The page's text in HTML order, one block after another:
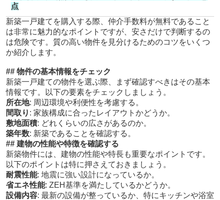
点
新築一戸建てを購入する際、仲介手数料が無料であること
は非常に魅力的なポイントですが、安さだけで判断するの
は危険です。質の高い物件を見分けるためのコツをいくつ
か紹介します。
## 物件の基本情報をチェック
新築一戸建ての物件を選ぶ際、まず確認すべきはその基本
情報です。以下の要素をチェックしましょう。
所在地: 周辺環境や利便性を考慮する。
間取り : 家族構成に合ったレイアウトかどうか。
敷地面積: どれくらいの広さがあるのか。
築年数: 新築であることを確認する。
## 建物の性能や特徴を確認する
新築物件には、建物の性能や特長も重要なポイントです。
以下のポイントは特に押さえておきましょう。
耐震性能: 地震に強い設計になっているか。
省エネ性能: ZEH基準を満たしているかどうか。
設備内容: 最新の設備が整っているか、特にキッチンや浴室